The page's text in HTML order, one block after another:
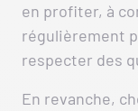
en profiter, à
régulièrement
respecter des
En revanche,